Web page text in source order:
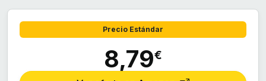
Precio Estándar
8,79€